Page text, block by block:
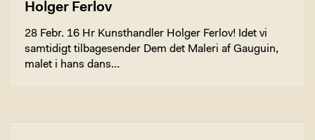
Holger Ferlov
28 Febr. 16 Hr Kunsthandler Holger Ferlov! Idet vi
samtidigt tilbagesender Dem det Maleri af Gauguin,
malet i hans dans…